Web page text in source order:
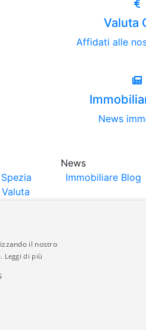
Valuta
Affidati alle
News
Valuta
News
Immobiliare Blog
La pubblicazione
in materia di privacy e/o di
il nostro
Leggi di più